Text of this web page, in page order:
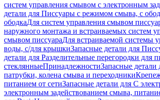
систем управления смывом с электронным
детали для Писсуары с режимом смыва, с
ободкаДля систем управления смывом
наружного монтажа и встраиваемых систем
смывом писсуараДля встраиваемой системы
воды, с/для крышкиЗапасные детали для
детали для Разделительные перегородки для
стеклянныеПринадлежностиЗапасные
патрубки, колена смыва и переходники
питанием от сетиЗапасные детали для С
электронным задействованием смыва,